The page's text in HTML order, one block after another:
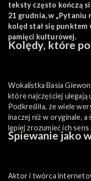
teksty często kończą
21 grudnia, w „Pytaniu
kolęd stał się
pamięci kulturowej.
Kolędy, które
Wokalistka Basia
które najczęściej ulegają
Podkreśliła, że wiele
inaczej niż w oryginale,
lepiej zrozumieć ich
Śpiewanie jako
Aktor i twórca